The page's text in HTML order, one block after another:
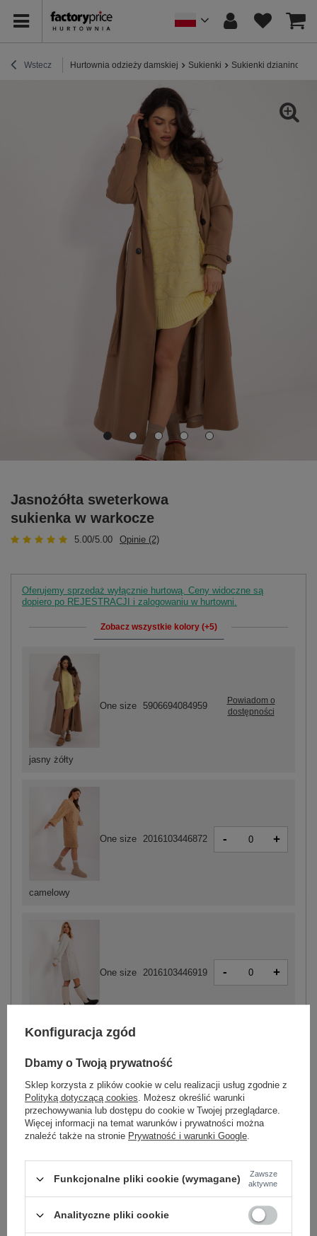
Wstecz Hurtownia odzieży damskiej Sukienki Sukienki dzianinowe
Jasnożółta sweterkowa
sukienka w warkocze
5.00/5.00 Opinie (2)
Oferujemy sprzedaż wyłącznie hurtową. Ceny widoczne są
dopiero po REJESTRACJI i zalogowaniu w hurtowni.
Zobacz wszystkie kolory (+5)
camelowy
One size 2016103446872 - +
jasny beżowy
One size 2016103446919 - +
ciemny beżowy
One size 2016103446827 - +
jasny żółty
One size 5906694084959
Powiadom o
dostępności
Zobacz wszystkie kolory (+5)
Konfiguracja zgód
Dbamy o Twoją prywatność
Sklep korzysta z plików cookie w celu realizacji usług zgodnie z
Polityką dotyczącą cookies. Możesz określić warunki
przechowywania lub dostępu do cookie w Twojej przeglądarce.
Więcej informacji na temat warunków i prywatności można
znaleźć także na stronie Prywatność i warunki Google.
Funkcjonalne pliki cookie (wymagane)
Zawsze
aktywne
Analityczne pliki cookie